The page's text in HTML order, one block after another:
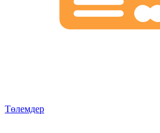
Төлемдер